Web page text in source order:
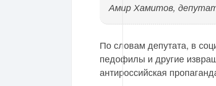
Амир Хамитов,
По словам депутата, в
педофилы и другие
антироссийская